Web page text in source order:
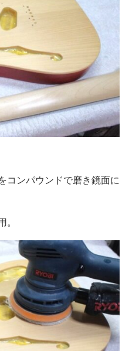
コンパウンドで磨き鏡面に
。